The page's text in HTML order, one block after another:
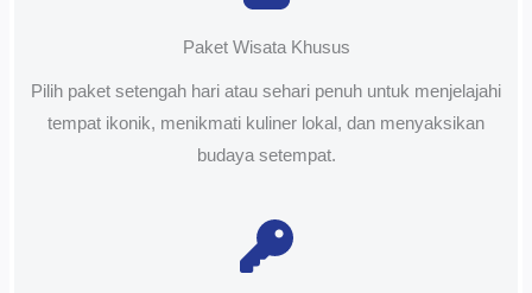
Paket Wisata Khusus
Pilih paket setengah hari atau sehari penuh untuk menjelajahi
tempat ikonik, menikmati kuliner lokal, dan menyaksikan
budaya setempat.